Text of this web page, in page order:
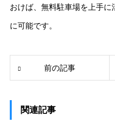
おけば、無料駐車場を上手
に可能です。
前の記事
関連記事